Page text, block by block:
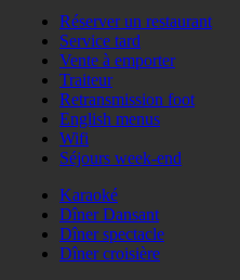
Réserver un restaurant
Service tard
Vente à emporter
Traiteur
Retransmission foot
English menus
Wifi
Séjours week-end
Karaoké
Dîner Dansant
Dîner spectacle
Dîner croisière